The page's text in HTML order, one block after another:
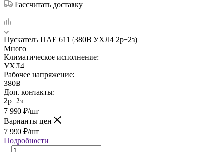
Рассчитать доставку
Пускатель ПАЕ 611 (380В УХЛ4 2р+2з)
Много
Климатическое исполнение:
УХЛ4
Рабочее напряжение:
380В
Доп. контакты:
2р+2з
7 990 ₽/шт
Варианты цен
7 990 ₽/шт
Подробности